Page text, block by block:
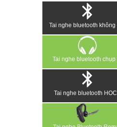
Tai nghe bluetooth không
Tai nghe bluetooth chụp
Tai nghe bluetooth